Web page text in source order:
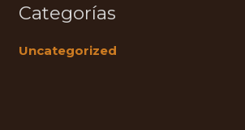
Categorías
Uncategorized